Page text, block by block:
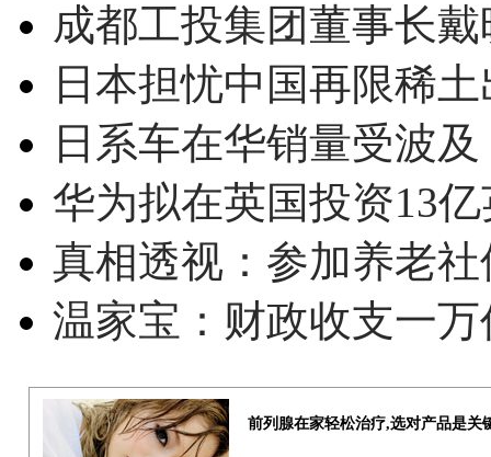
成都工投集团董事长
日本担忧中国再限稀
日系车在华销量受波
华为拟在英国投资13
真相透视：参加养老
温家宝：财政收支一
前列腺在家轻松治疗,选对产品是关